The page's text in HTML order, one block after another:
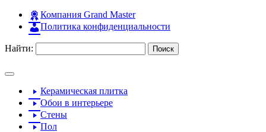
Компания Grand Master
Политика конфиденциальности
Найти:
Керамическая плитка
Обои в интерьере
Стены
Пол